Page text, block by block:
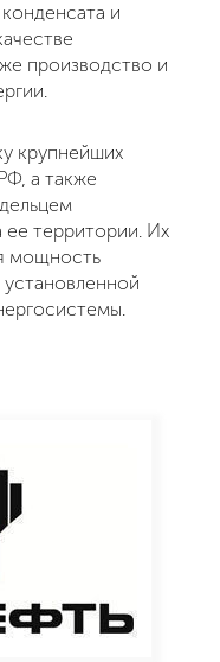
конденсата и
производство и
крупнейших
а также
ее территории. Их
мощность